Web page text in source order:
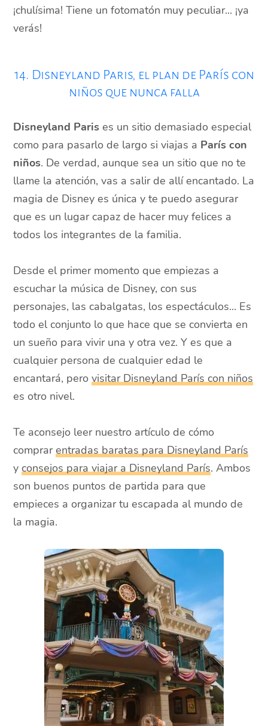
¡chulísima! Tiene un fotomatón muy peculiar... ¡ya
verás!
14. Disneyland Paris, el plan de París con
niños que nunca falla
Disneyland Parises un sitio demasiado especial
como para pasarlo de largo si viajas a París con
niños. De verdad, aunque sea un sitio que no te
llame la atención, vas a salir de allí encantado. La
magia de Disney es única y te puedo asegurar
que es un lugar capaz de hacer muy felices a
todos los integrantes de la familia.
Desde el primer momento que empiezas a
escuchar la música de Disney, con sus
personajes, las cabalgatas, los espectáculos... Es
todo el conjunto lo que hace que se convierta en
un sueño para vivir una y otra vez. Y es que a
cualquier persona de cualquier edad le
encantará, perovisitar Disneyland París con niños
es otro nivel.
Te aconsejo leer nuestro artículo de cómo
comprarentradas baratas para Disneyland París
yconsejos para viajar a Disneyland París. Ambos
son buenos puntos de partida para que
empieces a organizar tu escapada al mundo de
la magia.